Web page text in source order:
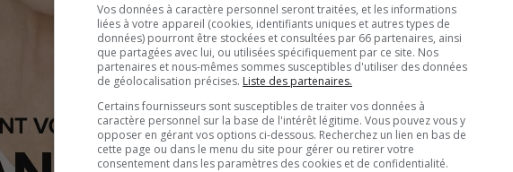
Vos données à caractère personnel seront traitées, et les informations
liées à votre appareil (cookies, identifiants uniques et autres types de
données) pourront être stockées et consultées par 66 partenaires, ainsi
que partagées avec lui, ou utilisées spécifiquement par ce site. Nos
partenaires et nous-mêmes sommes susceptibles d'utiliser des données
de géolocalisation précises. Liste des partenaires.
Certains fournisseurs sont susceptibles de traiter vos données à
caractère personnel sur la base de l'intérêt légitime. Vous pouvez vous y
opposer en gérant vos options ci-dessous. Recherchez un lien en bas de
cette page ou dans le menu du site pour gérer ou retirer votre
consentement dans les paramètres des cookies et de confidentialité.